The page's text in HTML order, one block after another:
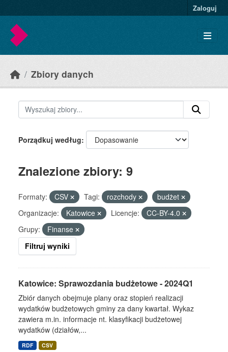
Zaloguj
Zbiory danych
Porządkuj według
Znalezione zbiory: 9
Formaty: CSV Tagi: rozchody
budżet
Organizacje:
Katowice Licencje:
CC-BY-4.0
Grupy:
Finanse
Filtruj wyniki
Katowice: Sprawozdania budżetowe - 2024Q1
Zbiór danych obejmuje plany oraz stopień realizacji
wydatków budżetowych gminy za dany kwartał. Wykaz
zawiera m.in. informacje nt. klasyfikacji budżetowej
wydatków (działów,...
RDF CSV